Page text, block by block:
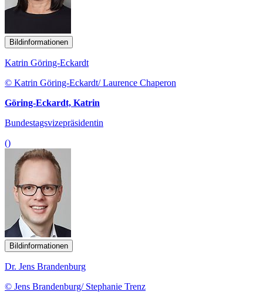
Bildinformationen
Katrin Göring-Eckardt
© Katrin Göring-Eckardt/ Laurence Chaperon
Göring-Eckardt, Katrin
Bundestagsvizepräsidentin
()
Bildinformationen
Dr. Jens Brandenburg
© Jens Brandenburg/ Stephanie Trenz